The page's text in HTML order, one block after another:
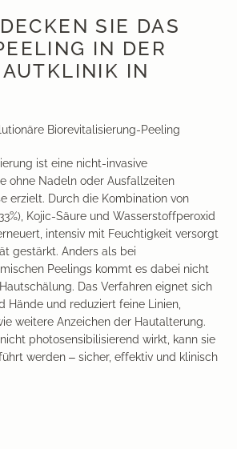
SIE DAS
IN DER
IN
Biorevitalisierung-Peeling
ist eine nicht-invasive
ohne Nadeln oder Ausfallzeiten
erzielt. Durch die Kombination von
Kojic-Säure und Wasserstoffperoxid
intensiv mit Feuchtigkeit versorgt
gestärkt. Anders als bei
Peelings kommt es dabei nicht
Das Verfahren eignet sich
Hände und reduziert feine Linien,
weitere Anzeichen der Hautalterung.
photosensibilisierend wirkt, kann sie
werden – sicher, effektiv und klinisch